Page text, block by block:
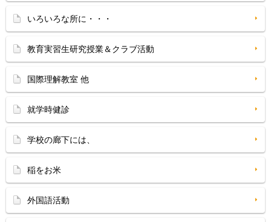
いろいろな所に・・・
教育実習生研究授業＆クラブ活動
国際理解教室 他
就学時健診
学校の廊下には、
稲をお米
外国語活動